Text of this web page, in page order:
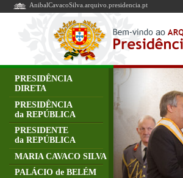
AnibalCavacoSilva.arquivo.presidencia.pt
PRESIDÊNCIA
DIRETA
PRESIDÊNCIA
da REPÚBLICA
PRESIDENTE
da REPÚBLICA
MARIA CAVACO SILVA
PALÁCIO de BELÉM